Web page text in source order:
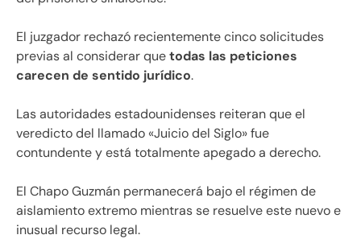
El juzgador rechazó recientemente cinco solicitudes
previas al considerar quetodas las peticiones
carecen de sentido jurídico.
Las autoridades estadounidenses reiteran que el
veredicto del llamado «Juicio del Siglo» fue
contundente y está totalmente apegado a derecho.
El Chapo Guzmán permanecerá bajo el régimen de
aislamiento extremo mientras se resuelve este nuevo e
inusual recurso legal.